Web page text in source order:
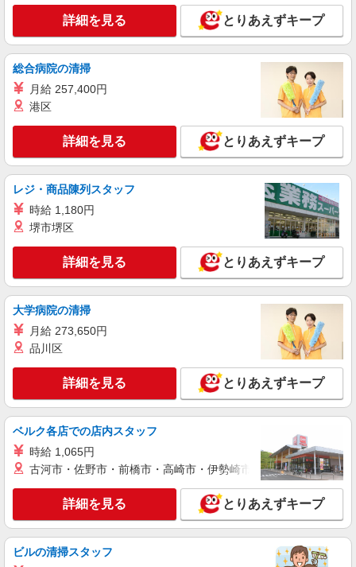
調理補助【アルバイト・パート】
時給1,400円以上 試用期間中 時給1,400円以上
(試用期間2ヶ月) 残業が発生した場合、残業代を1
ＪＣＨＯうつのみや病院 （栃木県宇都宮市南
詳細を見る
パート
コンパスグループ・ジャパン株式会社 21821_p
NEW
調理師【アルバイト・パート】
キヤノン宇都宮 （栃木県宇都宮市清原工業団
地１９－１）
キープ 詳細を見る
アルバイト
コンパスグループ・ジャパン株式会社 21821_p
NEW
調理補助【アルバイト・パート】
時給1,100円以上 試用期間中 時給1,100円以上
(試用期間2ヶ月) 残業が発生した場合、残業代を1
分単位で別途支給します。
地１９－１）
キープ 詳細を見る
パート
コンパスグループ・ジャパン株式会社 39577_p
NEW
調理師【アルバイト・パート】
詳細を見る とりあえずキープ
総合病院の清掃
月給 257,400円
港区
詳細を見る とりあえずキープ
レジ・商品陳列スタッフ
時給 1,180円
堺市堺区
詳細を見る とりあえずキープ
大学病院の清掃
月給 273,650円
品川区
詳細を見る とりあえずキープ
ベルク各店での店内スタッフ
時給 1,065円
古河市・佐野市・前橋市・高崎市・伊勢崎市・太田市・館林市
詳細を見る とりあえずキープ
ビルの清掃スタッフ